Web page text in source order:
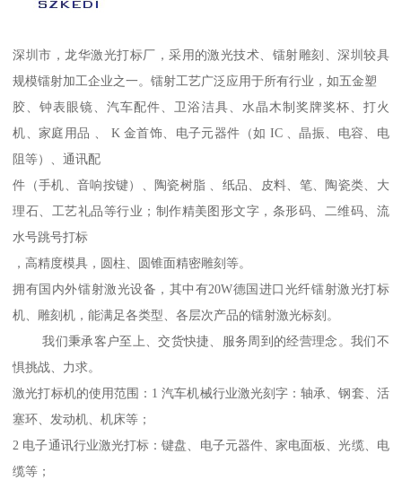
深圳市，龙华激光打标厂，采用的激光技术、镭射雕刻、深圳较具
规模镭射加工企业之一。镭射工艺广泛应用于所有行业，如五金塑
胶、钟表眼镜、汽车配件、卫浴洁具、水晶木制奖牌奖杯、打火
机、家庭用品 、 K 金首饰、电子元器件（如 IC 、晶振、电容、电
阻等）、通讯配
件（手机、音响按键）、陶瓷树脂 、纸品、皮料、笔、陶瓷类、大
理石、工艺礼品等行业；制作精美图形文字，条形码、二维码、流
水号跳号打标
，高精度模具，圆柱、圆锥面精密雕刻等。
拥有国内外镭射激光设备，其中有20W德国进口光纤镭射激光打标
机、雕刻机，能满足各类型、各层次产品的镭射激光标刻。
我们秉承客户至上、交货快捷、服务周到的经营理念。我们不
惧挑战、力求。
激光打标机的使用范围：1 汽车机械行业激光刻字：轴承、钢套、活
塞环、发动机、机床等；
2 电子通讯行业激光打标：键盘、电子元器件、家电面板、光缆、电
缆等；